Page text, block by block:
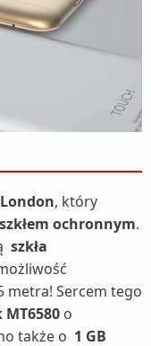
, który
ochronnym.
szkła
metra! Sercem tego
MT6580 o
także o 1 GB